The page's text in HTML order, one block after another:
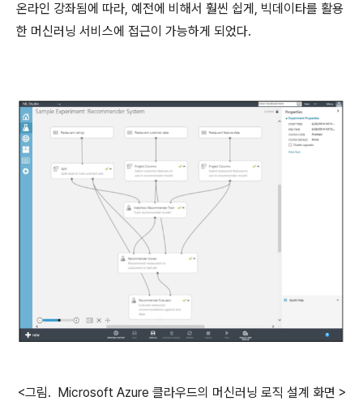
온라인 강좌됨에 따라, 예전에 비해서 훨씬 쉽게, 빅데이타를 활용
한 머신러닝 서비스에 접근이 가능하게 되었다.
<그림. Microsoft Azure 클라우드의 머신러닝 로직 설계 화면 >